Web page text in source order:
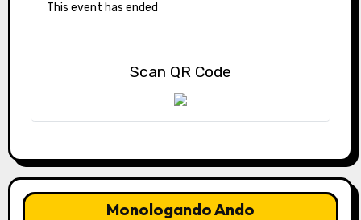
This event has ended
Scan QR Code
Monologando Ando